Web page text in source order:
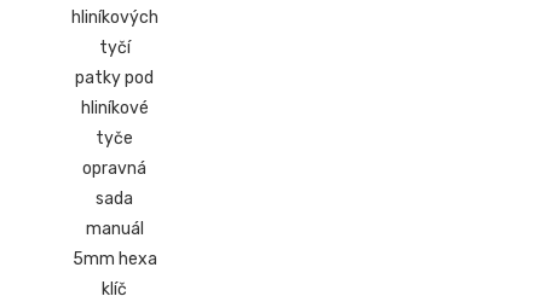
hliníkových
tyčí
patky pod
hliníkové
tyče
opravná
sada
manuál
5mm hexa
klíč